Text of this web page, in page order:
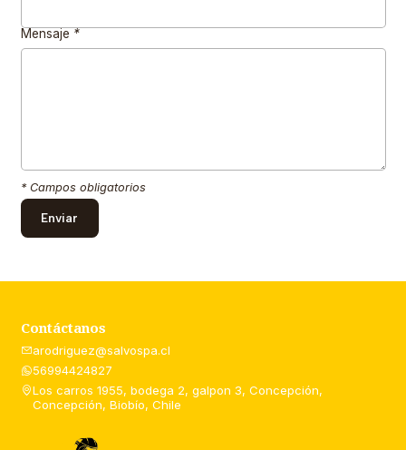
Mensaje *
* Campos obligatorios
Contáctanos
arodriguez@salvospa.cl
56994424827
Los carros 1955, bodega 2, galpon 3, Concepción,
Concepción, Biobío, Chile